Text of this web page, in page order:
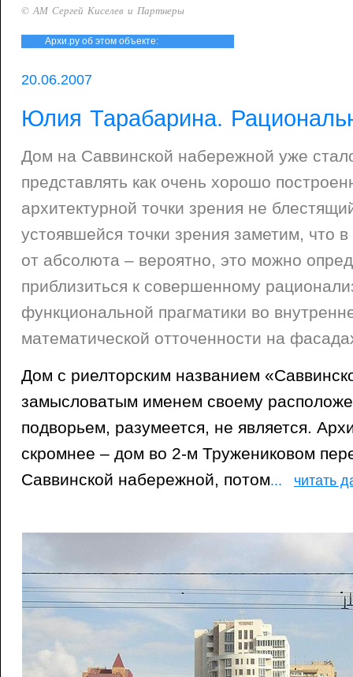
© АМ Сергей Киселев и Партнеры
Архи.ру об этом объекте:
20.06.2007
Юлия Тарабарина.
Дом на Саввинской набережной уже
представлять как очень хорошо
архитектурной точки зрения не
устоявшейся точки зрения заметим, что
от абсолюта – вероятно, это можно
приблизиться к совершенному
функциональной прагматики во
математической отточенности на
Дом с риелторским названием
замысловатым именем своему
подворьем, разумеется, не является.
скромнее – дом во 2-м Тружениковом
Саввинской набережной, потом... читать